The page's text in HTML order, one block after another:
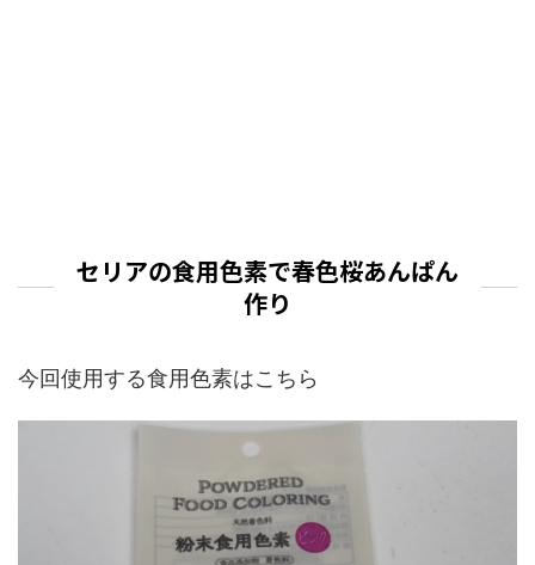
セリアの食用色素で春色桜あんぱん
作り
今回使用する食用色素はこちら